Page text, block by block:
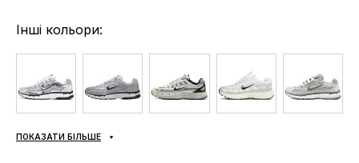
Інші кольори:
ПОКАЗАТИ БІЛЬШЕ